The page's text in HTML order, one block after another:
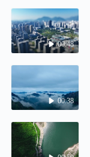
00:48
00:38